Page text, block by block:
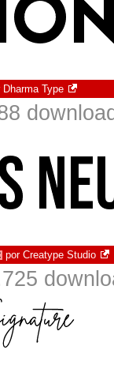
Dharma Type
por Creatype Studio